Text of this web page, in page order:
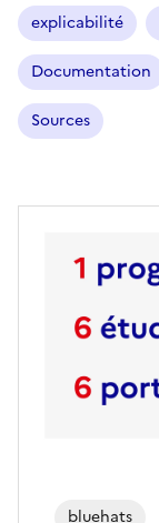
explicabilité
Documentation
Sources
bluehats